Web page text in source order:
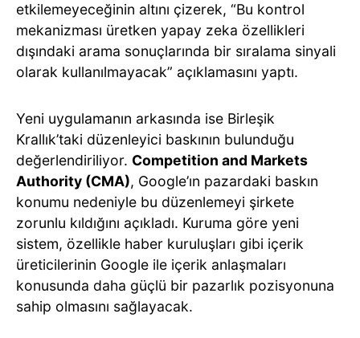
etkilemeyeceğinin altını çizerek, “Bu kontrol
mekanizması üretken yapay zeka özellikleri
dışındaki arama sonuçlarında bir sıralama sinyali
olarak kullanılmayacak” açıklamasını yaptı.
Yeni uygulamanın arkasında ise Birleşik
Krallık’taki düzenleyici baskının bulunduğu
değerlendiriliyor. Competition and Markets
Authority (CMA), Google’ın pazardaki baskın
konumu nedeniyle bu düzenlemeyi şirkete
zorunlu kıldığını açıkladı. Kuruma göre yeni
sistem, özellikle haber kuruluşları gibi içerik
üreticilerinin Google ile içerik anlaşmaları
konusunda daha güçlü bir pazarlık pozisyonuna
sahip olmasını sağlayacak.